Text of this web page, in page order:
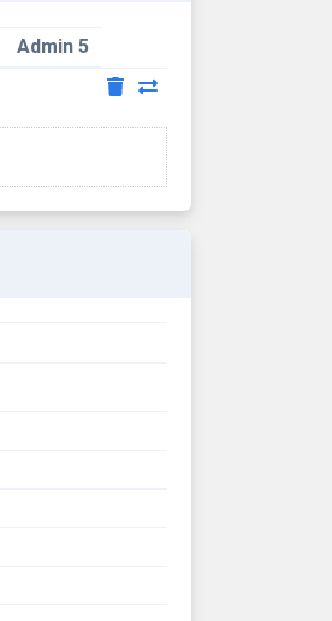
Admin 5